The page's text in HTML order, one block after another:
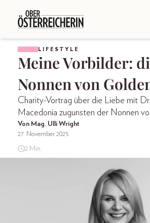
LIFESTYLE
Meine Vorbilder:
Nonnen von
Charity-Vortrag über die Liebe mit
Macedonia zugunsten der Nonnen
Von Mag. Ulli Wright
27. November 2025
2 Min.